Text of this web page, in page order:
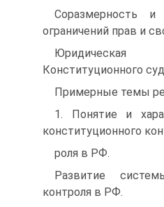
Соразмерность и
ограничений прав и
Конституционного
Примерные темы
1. Понятие и
конституционного
роля в РФ.
Развитие
контроля в РФ.